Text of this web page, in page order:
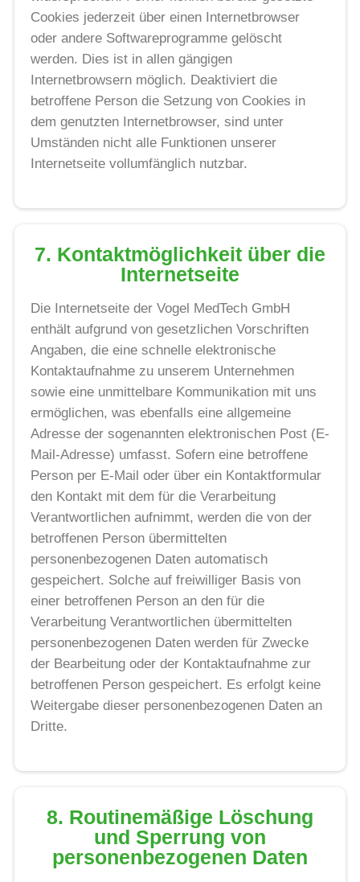
Cookies jederzeit über einen Internetbrowser
oder andere Softwareprogramme gelöscht
werden. Dies ist in allen gängigen
Internetbrowsern möglich. Deaktiviert die
betroffene Person die Setzung von Cookies in
dem genutzten Internetbrowser, sind unter
Umständen nicht alle Funktionen unserer
Internetseite vollumfänglich nutzbar.
7. Kontaktmöglichkeit über die
Internetseite
Die Internetseite der Vogel MedTech GmbH
enthält aufgrund von gesetzlichen Vorschriften
Angaben, die eine schnelle elektronische
Kontaktaufnahme zu unserem Unternehmen
sowie eine unmittelbare Kommunikation mit uns
ermöglichen, was ebenfalls eine allgemeine
Adresse der sogenannten elektronischen Post (E-
Mail-Adresse) umfasst. Sofern eine betroffene
Person per E-Mail oder über ein Kontaktformular
den Kontakt mit dem für die Verarbeitung
Verantwortlichen aufnimmt, werden die von der
betroffenen Person übermittelten
personenbezogenen Daten automatisch
gespeichert. Solche auf freiwilliger Basis von
einer betroffenen Person an den für die
Verarbeitung Verantwortlichen übermittelten
personenbezogenen Daten werden für Zwecke
der Bearbeitung oder der Kontaktaufnahme zur
betroffenen Person gespeichert. Es erfolgt keine
Weitergabe dieser personenbezogenen Daten an
Dritte.
8. Routinemäßige Löschung
und Sperrung von
personenbezogenen Daten